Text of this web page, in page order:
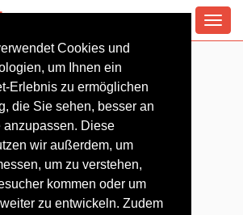
Cookies und
um Ihnen ein
Erlebnis zu ermöglichen
die Sie sehen, besser an
anzupassen. Diese
wir außerdem, um
um zu verstehen,
kommen oder um
zu entwickeln. Zudem
in Dinslaken